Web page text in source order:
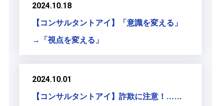
2024.10.18
【コンサルタントアイ】「意識を変える」
→「視点を変える」
2024.10.01
【コンサルタントアイ】詐欺に注意！……